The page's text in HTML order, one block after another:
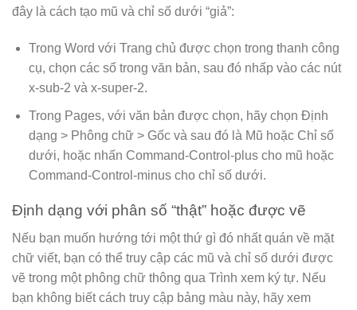
đây là cách tạo mũ và chỉ số dưới “giả”:
Trong Word với Trang chủ được chọn trong thanh công
cụ, chọn các số trong văn bản, sau đó nhấp vào các nút
x-sub-2 và x-super-2.
Trong Pages, với văn bản được chọn, hãy chọn Định
dạng > Phông chữ > Gốc và sau đó là Mũ hoặc Chỉ số
dưới, hoặc nhấn Command-Control-plus cho mũ hoặc
Command-Control-minus cho chỉ số dưới.
Định dạng với phân số “thật” hoặc được vẽ
Nếu bạn muốn hướng tới một thứ gì đó nhất quán về mặt
chữ viết, bạn có thể truy cập các mũ và chỉ số dưới được
vẽ trong một phông chữ thông qua Trình xem ký tự. Nếu
bạn không biết cách truy cập bảng màu này, hãy xem